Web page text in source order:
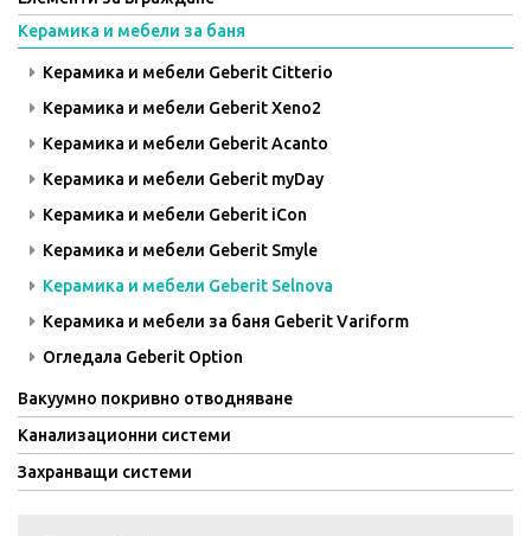
Керамика и мебели за баня
Керамика и мебели Geberit Citterio
Керамика и мебели Geberit Xeno2
Керамика и мебели Geberit Acanto
Керамика и мебели Geberit myDay
Керамика и мебели Geberit iCon
Керамика и мебели Geberit Smyle
Керамика и мебели Geberit Selnova
Керамика и мебели за баня Geberit Variform
Огледала Geberit Option
Вакуумно покривно отводняване
Канализационни системи
Захранващи системи